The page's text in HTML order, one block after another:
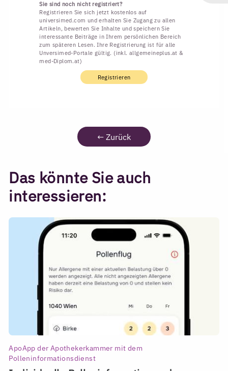
Sie sind noch nicht registriert?
Registrieren Sie sich jetzt kostenlos auf
universimed.com und erhalten Sie Zugang zu allen
Artikeln, bewerten Sie Inhalte und speichern Sie
interessante Beiträge in Ihrem persönlichen Bereich
zum späteren Lesen. Ihre Registrierung ist für alle
Unversimed-Portale gültig. (inkl. allgemeineplus.at &
med-Diplom.at)
Registrieren
← Zurück
Das könnte Sie auch
interessieren:
ApoApp der Apothekerkammer mit dem
Polleninformationsdienst